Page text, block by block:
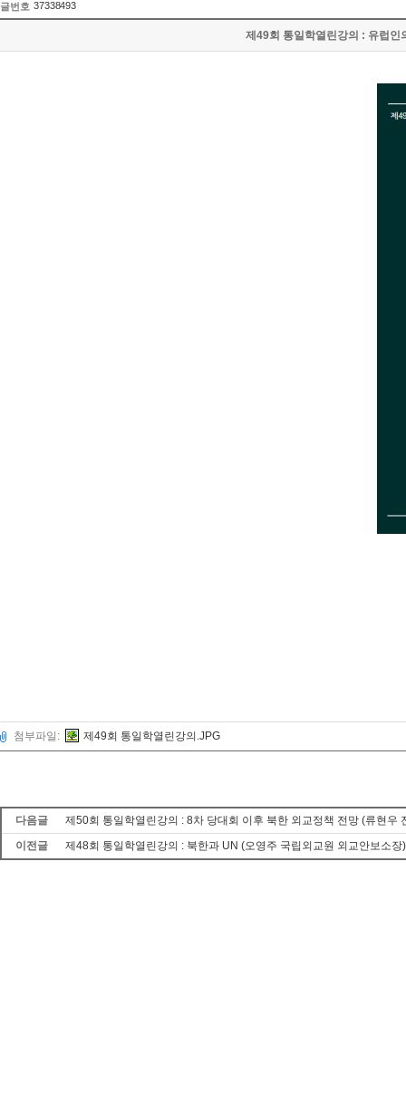
글번호 37338493
제49회 통일학열린강의 : 유럽인
첨부파일: 제49회 통일학열린강의.JPG
다음글
제50회 통일학열린강의 : 8차 당대회 이후 북한 외교정책 전망 (류현우
이전글
제48회 통일학열린강의 : 북한과 UN (오영주 국립외교원 외교안보소장)